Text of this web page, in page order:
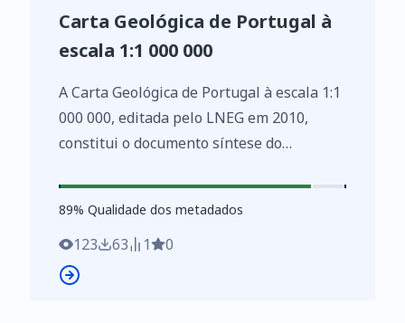
Carta Geológica de Portugal à
escala 1:1 000 000
A Carta Geológica de Portugal à escala 1:1
000 000, editada pelo LNEG em 2010,
constitui o documento síntese do
Portugal Continental e de todo o território
insular: Ilhas dos Arquipélagos dos Açores
e da Madeira. Este mapa inclui pela
primeira vez a cartografia geológica da
89%
89% Qualidade dos metadados
123 63 1 0